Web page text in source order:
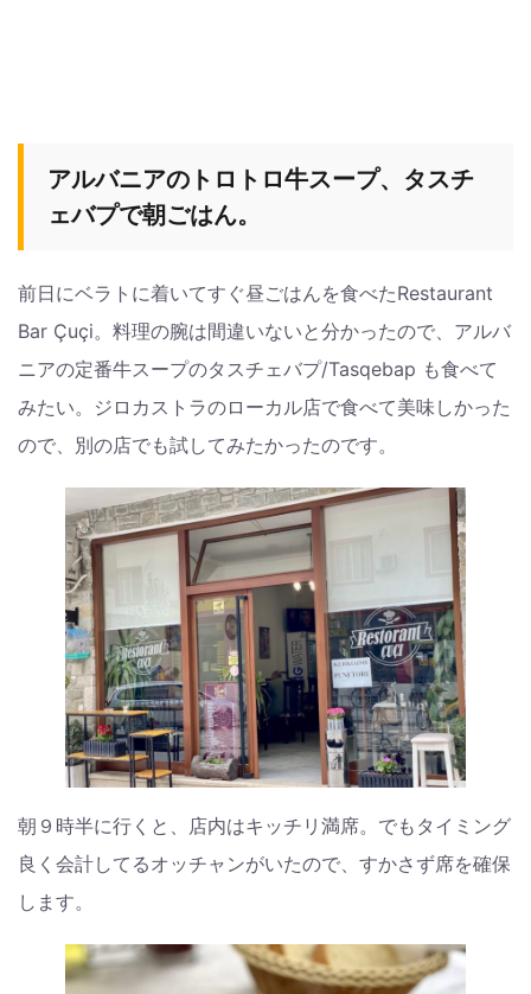
アルバニアのトロトロ牛スープ、タスチ
ェバプで朝ごはん。
前日にベラトに着いてすぐ昼ごはんを食べたRestaurant
Bar Çuçi。料理の腕は間違いないと分かったので、アルバ
ニアの定番牛スープのタスチェバプ/Tasqebap も食べて
みたい。ジロカストラのローカル店で食べて美味しかった
ので、別の店でも試してみたかったのです。
朝９時半に行くと、店内はキッチリ満席。でもタイミング
良く会計してるオッチャンがいたので、すかさず席を確保
します。